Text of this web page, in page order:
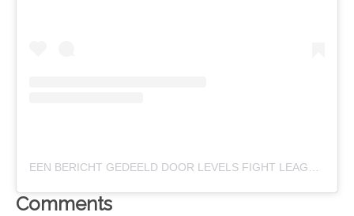
Comments